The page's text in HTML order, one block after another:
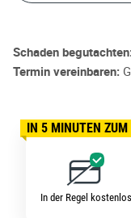
Schaden
Termin vereinbaren:
IN 5 MINUTEN ZUM
In der Regel kostenlos